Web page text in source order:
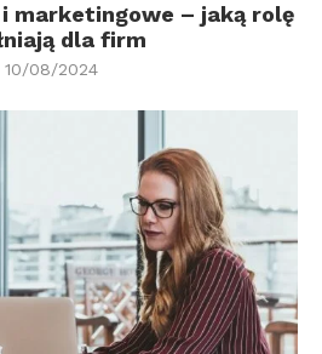
marketingowe – jaką rolę
dla firm
10/08/2024